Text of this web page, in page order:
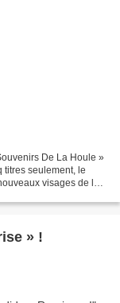
De La Houle »
titres seulement, le
visages de la
» !